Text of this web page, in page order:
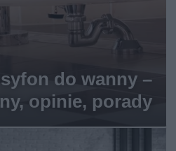
do wanny –
opinie, porady